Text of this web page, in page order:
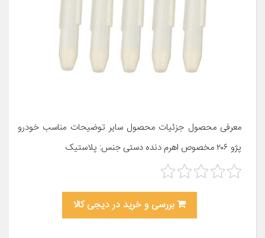
معرفی محصول جزئیات محصول سایر توضیحات مناسب خودرو
پژو ۲۰۶ مخصوص اهرم دنده دستی جنس: پلاستیک
بررسی و خرید در دیجی کالا